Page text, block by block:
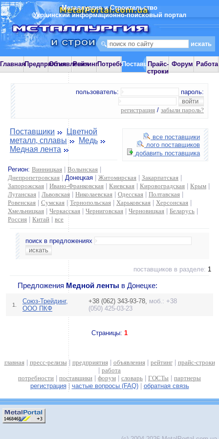
Металлургия и Строительство
Украинский информационно-поисковый портал
ГлавнаяПредприятияОбъявления
РейтингПотребностиПоставщики
Прайс-
строки
Форум Работа
пользователь: пароль:
регистрация / забыли пароль?
все поставщики
лого поставщиков
добавить поставщика
Поставщики
Цветной
металл, сплавы
Медь
Медная лента
Регион: Винницкая Волынская
Днепропетровская
Донецкая Житомирская Закарпатская
Запорожская
Ивано-Франковская Киевская Кировоградская Крым
Луганская
Львовская Николаевская Одесская Полтавская
Ровенская
Сумская |Тернопольская Харьковская Херсонская
Хмельницкая
Черкасская Черниговская Черновицкая Беларусь
Россия
Китай все
поиск в предложениях
поставщиков в разделе: 1
Предложения Медной ленты в Донецке:
1.
Союз-Трейдинг,
ООО ПКФ
+38 (062) 343-93-78, моб.: +38
(050) 425-03-23
Страницы: 1
главная| пресс-релизы | предприятия| объявления| рейтинг| прайс-строки
работа
потребности
поставщики форум словарь ГОСТы
партнеры
регистрация| частые вопросы (FAQ)| обратная связь